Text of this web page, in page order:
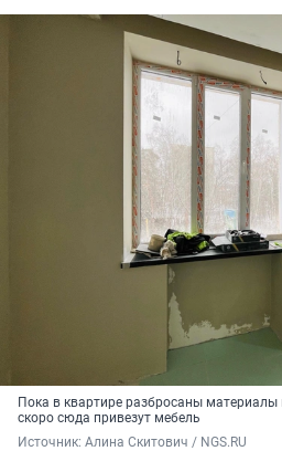
Пока в квартире разбросаны материалы
скоро сюда привезут мебель
Источник: Алина Скитович / NGS.RU